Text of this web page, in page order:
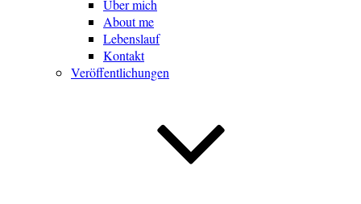
Über mich
About me
Lebenslauf
Kontakt
Veröffentlichungen